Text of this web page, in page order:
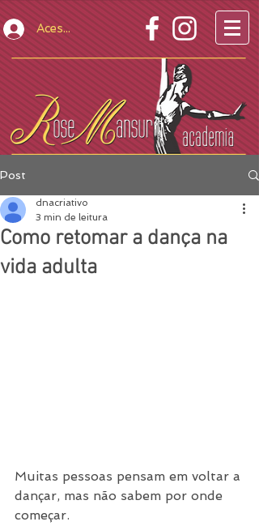
Acesso Restrito
Post
Como retomar a dança na
vida adulta
dnacriativo
3 min de leitura
Muitas pessoas pensam em voltar a
dançar, mas não sabem por onde
começar.